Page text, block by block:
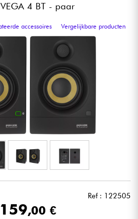
VEGA 4 BT - paar
accessoires
Vergelijkbare producten
Ref : 122505
159,00 €